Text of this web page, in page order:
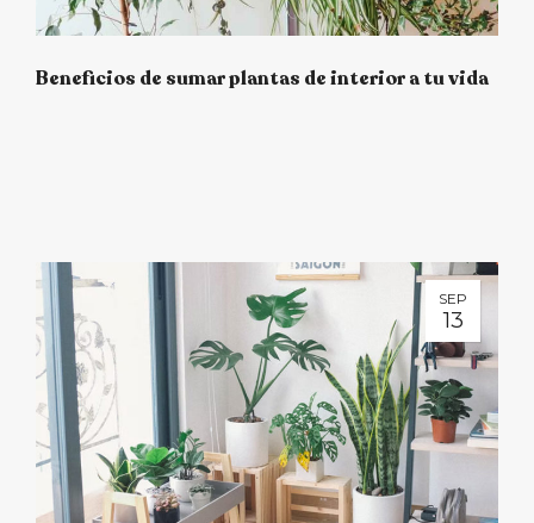
Beneficios de sumar plantas de interior a tu vida
SEP
13